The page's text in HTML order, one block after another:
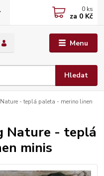
Menu
Hledat
0 ks
za 0 Kč
- teplá paleta - merino linen
Nature - teplá
minis